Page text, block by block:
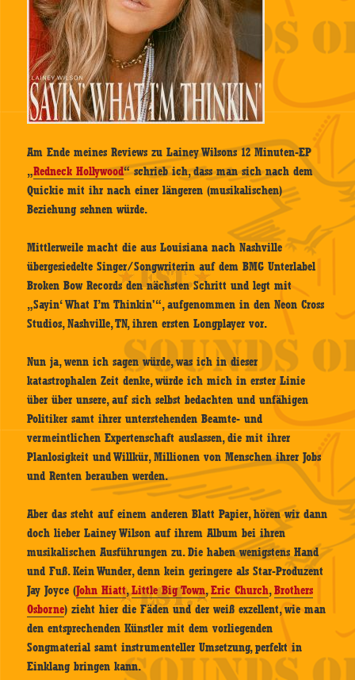
Am Ende meines Reviews zu Lainey Wilsons 12 Minuten-EP
„Redneck Hollywood“ schrieb ich, dass man sich nach dem
Quickie mit ihr nach einer längeren (musikalischen)
Beziehung sehnen würde.
Mittlerweile macht die aus Louisiana nach Nashville
übergesiedelte Singer/Songwriterin auf dem BMG Unterlabel
Broken Bow Records den nächsten Schritt und legt mit
„Sayin‘ What I’m Thinkin'“, aufgenommen in den Neon Cross
Studios, Nashville, TN, ihren ersten Longplayer vor.
Nun ja, wenn ich sagen würde, was ich in dieser
katastrophalen Zeit denke, würde ich mich in erster Linie
über über unsere, auf sich selbst bedachten und unfähigen
Politiker samt ihrer unterstehenden Beamte- und
vermeintlichen Expertenschaft auslassen, die mit ihrer
Planlosigkeit und Willkür, Millionen von Menschen ihrer Jobs
und Renten berauben werden.
Aber das steht auf einem anderen Blatt Papier, hören wir dann
doch lieber Lainey Wilson auf ihrem Album bei ihren
musikalischen Ausführungen zu. Die haben wenigstens Hand
und Fuß. Kein Wunder, denn kein geringere als Star-Produzent
Jay Joyce (John Hiatt,Little Big Town,Eric Church,Brothers
Osborne) zieht hier die Fäden und der weiß exzellent, wie man
den entsprechenden Künstler mit dem vorliegenden
Songmaterial samt instrumenteller Umsetzung, perfekt in
Einklang bringen kann.